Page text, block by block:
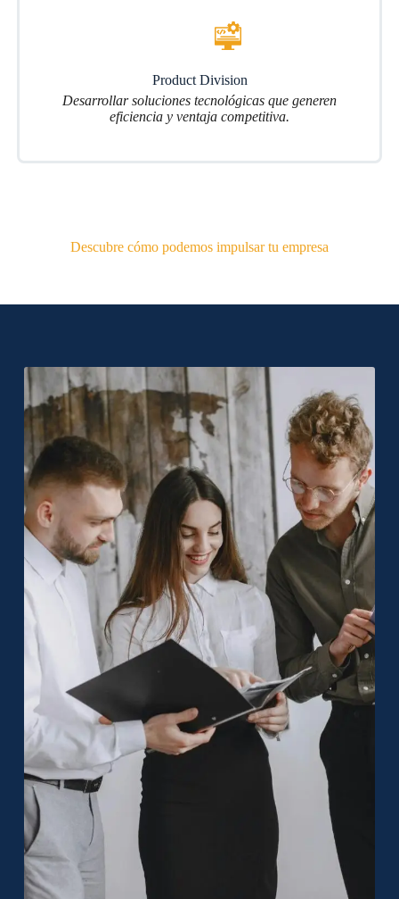
Product Division
Desarrollar soluciones tecnológicas que generen
eficiencia y ventaja competitiva.
Descubre cómo podemos impulsar tu empresa